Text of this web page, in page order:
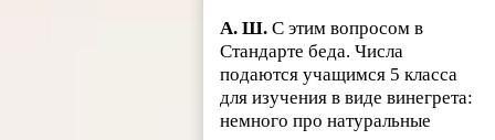
А. Ш. С этим вопросом в
Стандарте беда. Числа
подаются учащимся 5 класса
для изучения в виде винегрета:
немного про натуральные